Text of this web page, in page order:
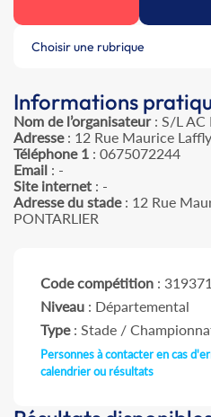
Choisir une rubrique
Informations
Nom de l’organisateur: S/L AC
Adresse: 12 Rue Maurice
Téléphone 1 : 0675072244
Email : -
Site internet : -
Adresse du stade: 12 Rue
PONTARLIER
Code compétition : 319371
Niveau : Départemental
Type: Stade /
Personnes à contacter en cas
calendrier ou résultats